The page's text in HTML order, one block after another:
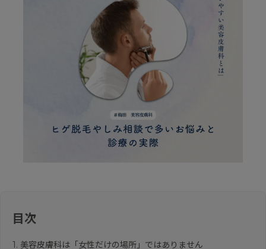
目次
1. 美容皮膚科は「女性だけの場所」ではありません